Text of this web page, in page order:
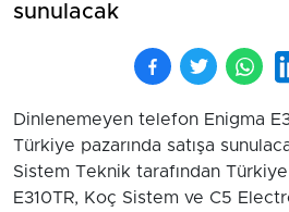
sunulacak
Dinlenemeyen telefon Enigma
Türkiye pazarında satışa
Sistem Teknik tarafından
E310TR, Koç Sistem ve C5